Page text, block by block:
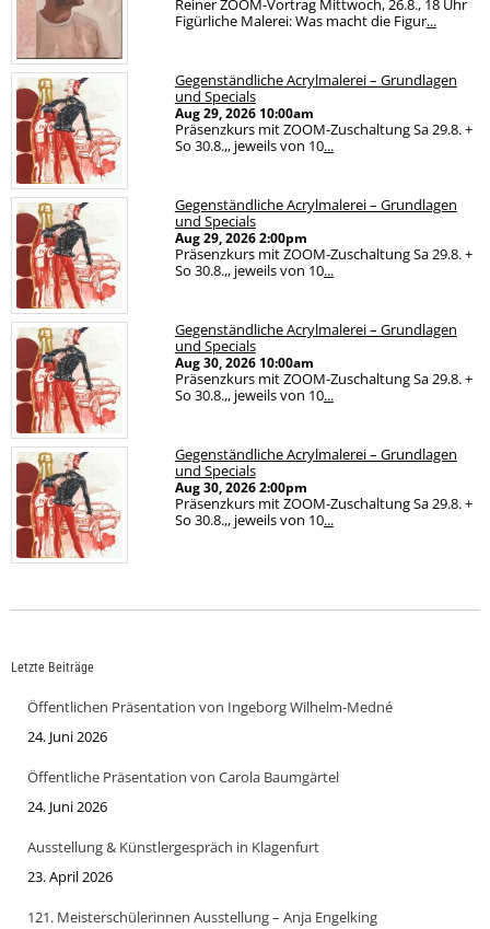
Reiner ZOOM-Vortrag Mittwoch, 26.8., 18 Uhr
Figürliche Malerei: Was macht die Figur...
Gegenständliche Acrylmalerei – Grundlagen
und Specials
Aug 29, 2026 10:00am
Präsenzkurs mit ZOOM-Zuschaltung Sa 29.8. +
So 30.8.,, jeweils von 10...
Gegenständliche Acrylmalerei – Grundlagen
und Specials
Aug 29, 20262:00pm
Präsenzkurs mit ZOOM-Zuschaltung Sa 29.8. +
So 30.8.,, jeweils von 10...
Gegenständliche Acrylmalerei – Grundlagen
und Specials
Aug 30, 2026 10:00am
Präsenzkurs mit ZOOM-Zuschaltung Sa 29.8. +
So 30.8.,, jeweils von 10...
Gegenständliche Acrylmalerei – Grundlagen
und Specials
Aug 30, 20262:00pm
Präsenzkurs mit ZOOM-Zuschaltung Sa 29.8. +
So 30.8.,, jeweils von 10...
Letzte Beiträge
Öffentlichen Präsentation von Ingeborg Wilhelm-Medné
24. Juni 2026
Öffentliche Präsentation von Carola Baumgärtel
24. Juni 2026
Ausstellung & Künstlergespräch in Klagenfurt
23. April 2026
121. Meisterschülerinnen Ausstellung – Anja Engelking